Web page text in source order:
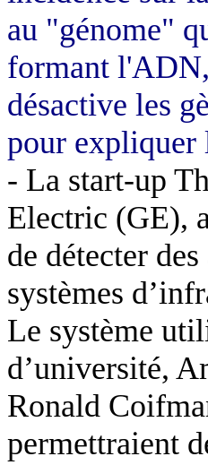
au "génome"
formant
désactive les
pour expliquer
- La start-up
Electric (GE),
de détecter
systèmes
Le système
d’université,
Ronald
permettraient